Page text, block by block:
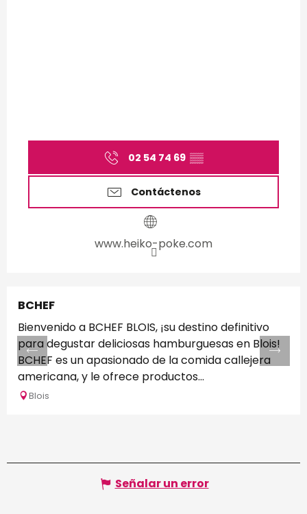
02 54 74 69 ▒▒
Contáctenos
www.heiko-poke.com
BCHEF
Bienvenido a BCHEF BLOIS, ¡su destino definitivo
para degustar deliciosas hamburguesas en Blois!
BCHEF es un apasionado de la comida callejera
americana, y le ofrece productos...
Blois
Señalar un error